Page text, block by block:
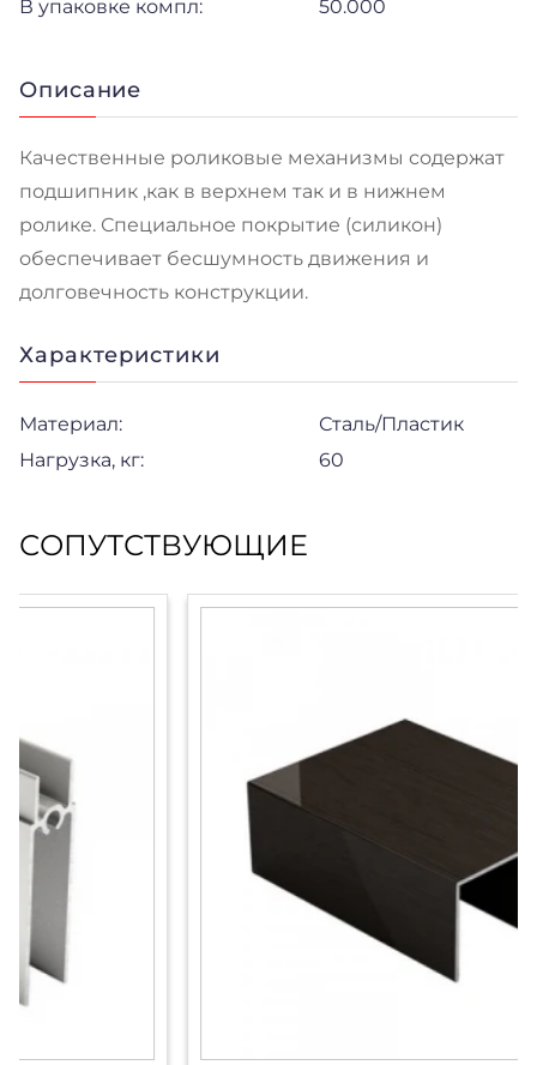
В упаковке компл:
50.000
Описание
Качественные роликовые механизмы содержат
подшипник ,как в верхнем так и в нижнем
ролике. Специальное покрытие (силикон)
обеспечивает бесшумность движения и
долговечность конструкции.
Характеристики
Материал:
Сталь/Пластик
Нагрузка, кг:
60
СОПУТСТВУЮЩИЕ